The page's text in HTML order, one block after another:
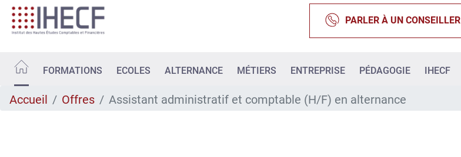
Aller
contenu
PARLER À UN CONSEILLER
FORMATIONS ECOLES ALTERNANCE MÉTIERS ENTREPRISE PÉDAGOGIE IHECF
Accueil Offres Assistant administratif et comptable (H/F) en alternance